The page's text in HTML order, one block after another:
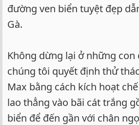
đường ven biển tuyệt đẹp
Gà.
Không dừng lại ở những
chúng tôi quyết định thử
Max bằng cách kích hoạt
lao thẳng vào bãi cát trắng
biển để đến gần với chân